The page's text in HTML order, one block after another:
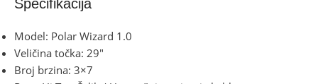
Specifikacija
Model: Polar Wizard 1.0
Veličina točka: 29″
Broj brzina: 3×7